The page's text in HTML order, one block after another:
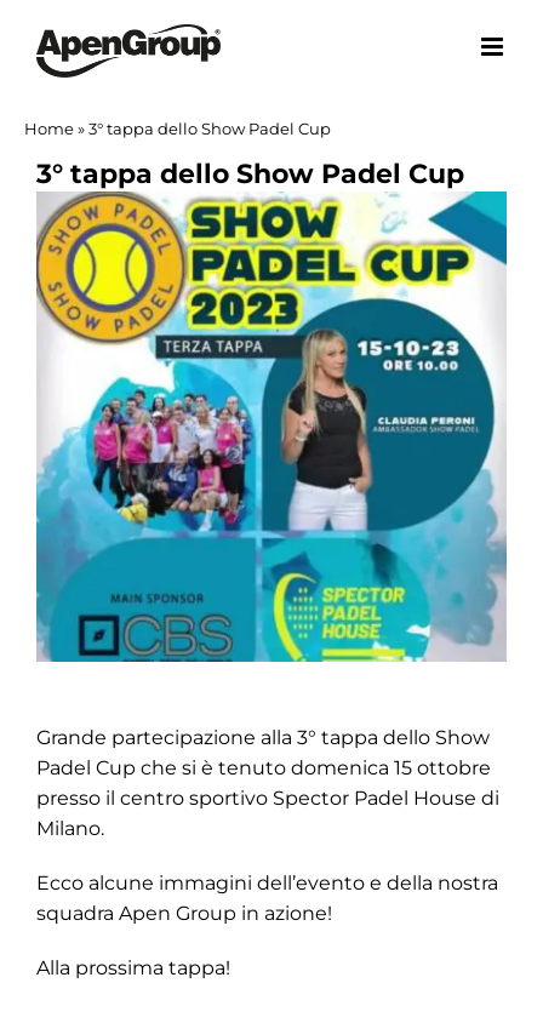
contenuto
Home»3° tappa dello Show Padel Cup
3° tappa dello Show Padel Cup
Ingrandisci
immagine
Grande partecipazione alla 3° tappa dello Show
Padel Cup che si è tenuto domenica 15 ottobre
presso il centro sportivo Spector Padel House di
Milano.
Ecco alcune immagini dell’evento e della nostra
squadra Apen Group in azione!
Alla prossima tappa!